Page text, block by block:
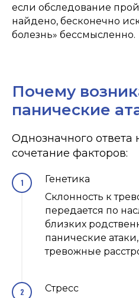
если обследование
найдено, бесконечно
болезнь» бессмысленно.
Почему
панические
Однозначного ответа
сочетание факторов:
Генетика
Склонность к
передается по
близких
панические
тревожные
Стресс